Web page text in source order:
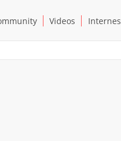
Submenu
Videos Internes